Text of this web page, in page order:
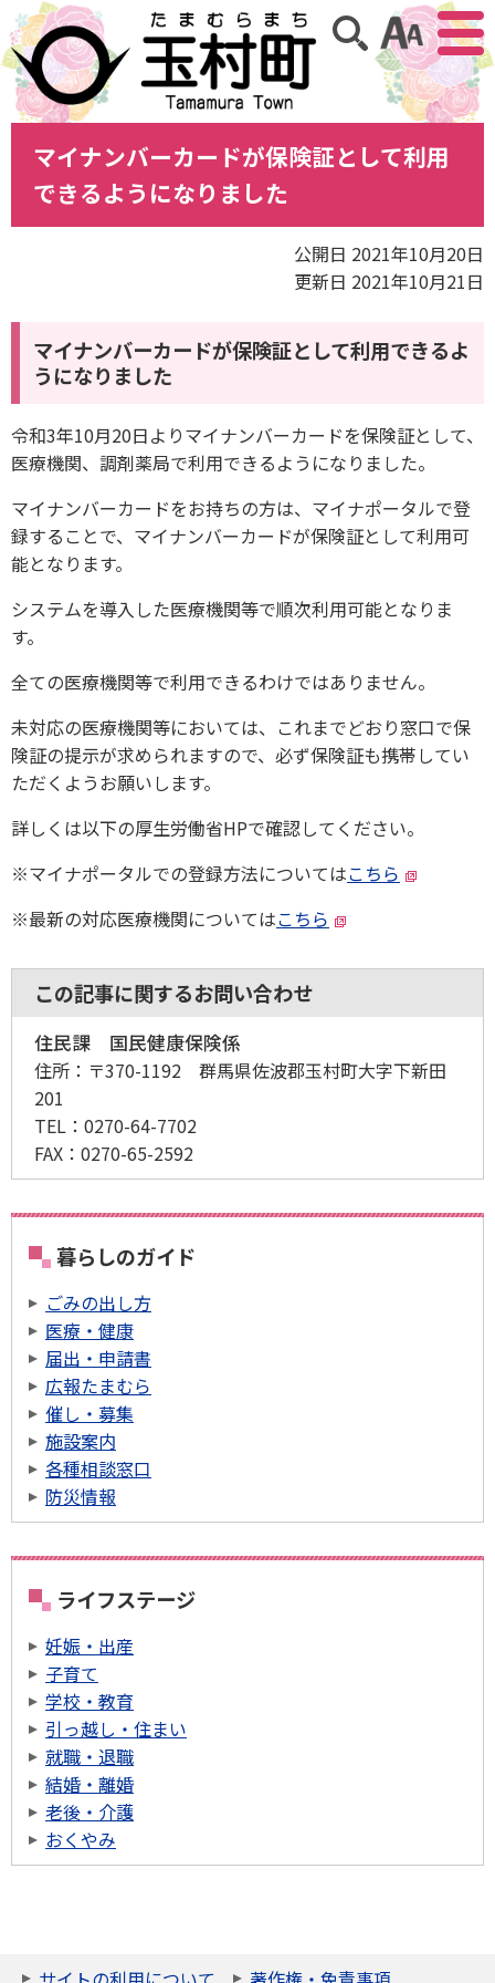
アクセ
サイト内検索
マイナンバーカードが保険証として利用
できるようになりました
公開日 2021年10月20日
更新日 2021年10月21日
マイナンバーカードが保険証として利用できるよ
うになりました
令和3年10月20日よりマイナンバーカードを保険証として、
医療機関、調剤薬局で利用できるようになりました。
マイナンバーカードをお持ちの方は、マイナポータルで登
録することで、マイナンバーカードが保険証として利用可
能となります。
システムを導入した医療機関等で順次利用可能となりま
す。
全ての医療機関等で利用できるわけではありません。
未対応の医療機関等においては、これまでどおり窓口で保
険証の提示が求められますので、必ず保険証も携帯してい
ただくようお願いします。
詳しくは以下の厚生労働省HPで確認してください。
※マイナポータルでの登録方法についてはこちら
※最新の対応医療機関についてはこちら
この記事に関するお問い合わせ
住民課 国民健康保険係
住所： 〒370-1192 群馬県佐波郡玉村町大字下新田
201
TEL： 0270-64-7702
FAX： 0270-65-2592
暮らしのガイド
ごみの出し方
医療・健康
届出・申請書
広報たまむら
催し・募集
施設案内
各種相談窓口
防災情報
ライフステージ
妊娠・出産
子育て
学校・教育
引っ越し・住まい
就職・退職
結婚・離婚
老後・介護
おくやみ